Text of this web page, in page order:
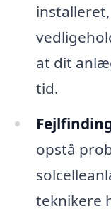
at dit
tid.
opstå
teknikere